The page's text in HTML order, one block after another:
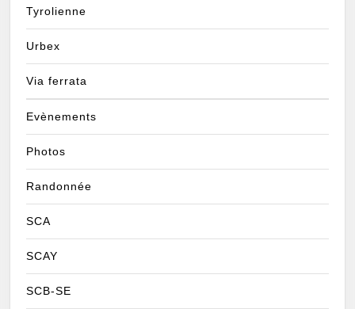
Tyrolienne
Urbex
Via ferrata
Evènements
Photos
Randonnée
SCA
SCAY
SCB-SE